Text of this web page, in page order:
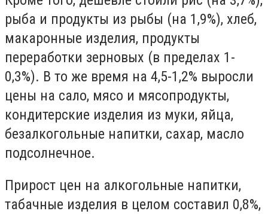
рыба и продукты из рыбы (на 1,9%), хлеб,
макаронные изделия, продукты
переработки зерновых (в пределах 1-
0,3%). В то же время на 4,5-1,2% выросли
цены на сало, мясо и мясопродукты,
кондитерские изделия из муки, яйца,
безалкогольные напитки, сахар, масло
подсолнечное.
Прирост цен на алкогольные напитки,
табачные изделия в целом составил 0,8%,